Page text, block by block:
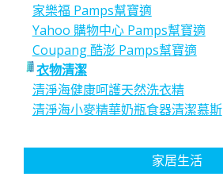
家樂福 Pamps幫寶適
Yahoo 購物中心 Pamps幫寶適
Coupang 酷澎 Pamps幫寶適
衣物清潔
清淨海健康呵護天然洗衣精
清淨海小麥精華奶瓶食器清潔慕斯
家居生活